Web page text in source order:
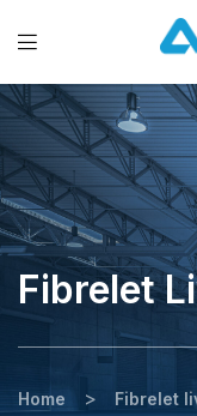
Fibrelet
Home > Fibrelet